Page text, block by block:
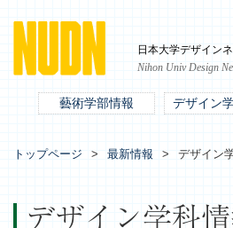
日本大学デザイン
Nihon Univ Design
藝術学部情報 デザイン
トップページ 最新情報 デザイン
デザイン学科